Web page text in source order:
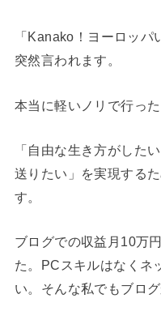
「Kanako！ヨーロッ
突然言われます。
本当に軽いノリで行っ
「自由な生き方がした
送りたい」を実現する
す。
ブログでの収益月10万
た。PCスキルはなくネ
い。そんな私でもブロ